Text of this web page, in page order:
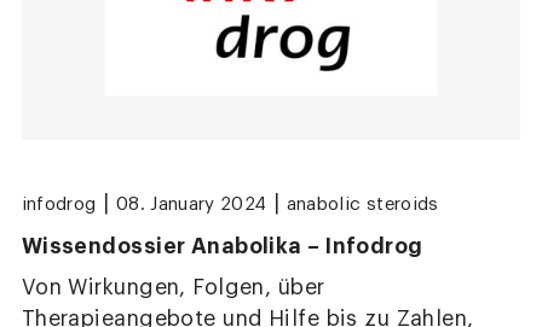
infodrog 08. January 2024 anabolic steroids
Wissendossier Anabolika – Infodrog
Von Wirkungen, Folgen, über
Therapieangebote und Hilfe bis zu Zahlen,